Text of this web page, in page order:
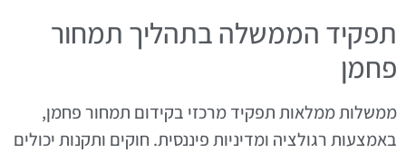
תפקיד הממשלה בתהליך תמחור
פחמן
ממשלות ממלאות תפקיד מרכזי בקידום תמחור פחמן,
באמצעות רגולציה ומדיניות פיננסית. חוקים ותקנות יכולים